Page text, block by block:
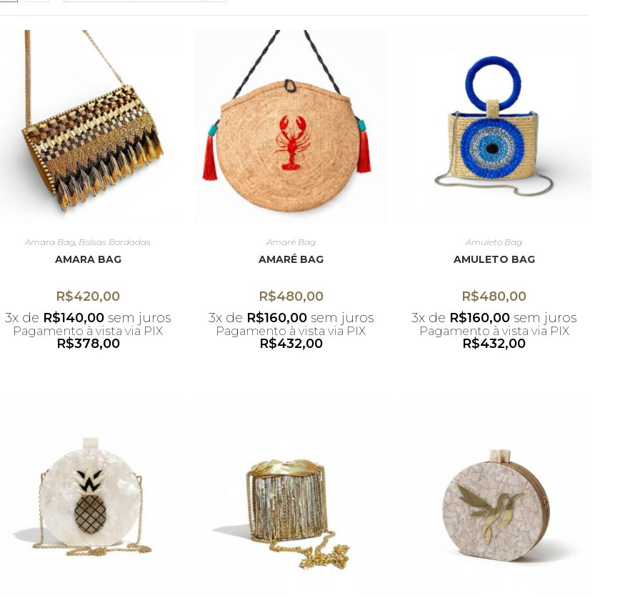
Amara Bag, Bolsas Bordadas
AMARA BAG
R$420,00
3x de R$140,00 sem juros
Pagamento à vista via PIX
R$378,00
Amaré Bag
AMARÉ BAG
R$480,00
3x de R$160,00 sem juros
Pagamento à vista via PIX
R$432,00
Amuleto Bag
AMULETO BAG
R$480,00
3x de R$160,00 sem juros
Pagamento à vista via PIX
R$432,00